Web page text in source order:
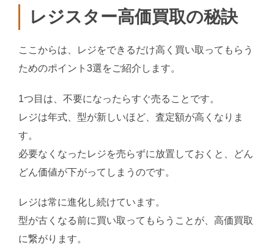
レジスター高価買取の秘訣
ここからは、レジをできるだけ高く買い取ってもらう
ためのポイント3選をご紹介します。
1つ目は、不要になったらすぐ売ることです。
レジは年式、型が新しいほど、査定額が高くなりま
す。
必要なくなったレジを売らずに放置しておくと、どん
どん価値が下がってしまうのです。
レジは常に進化し続けています。
型が古くなる前に買い取ってもらうことが、高価買取
に繋がります。